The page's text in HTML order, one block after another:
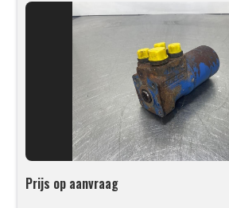
Prijs op aanvraag